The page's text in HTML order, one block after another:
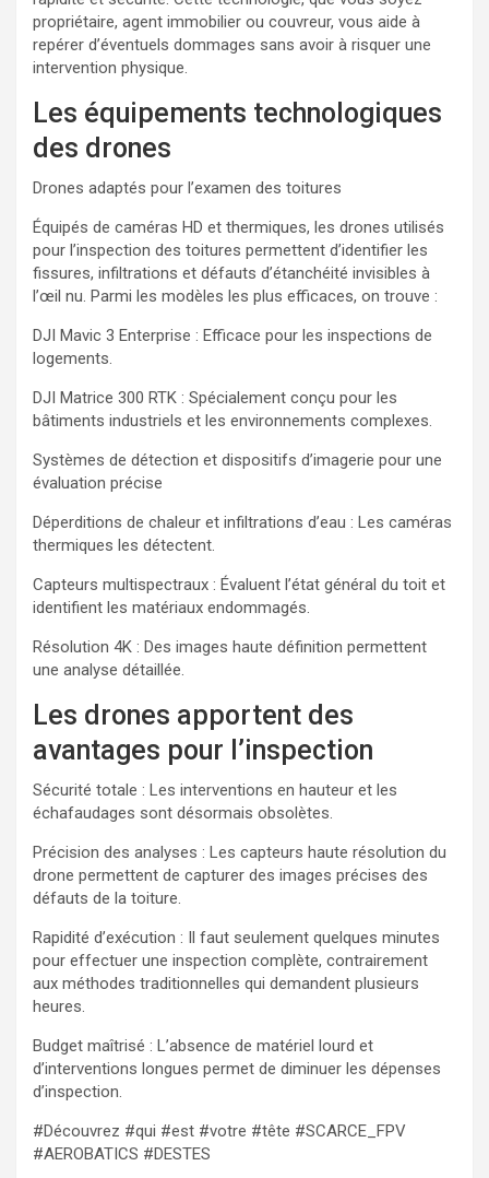
propriétaire, agent immobilier ou couvreur, vous aide à
repérer d’éventuels dommages sans avoir à risquer une
intervention physique.
Les équipements technologiques
des drones
Drones adaptés pour l’examen des toitures
Équipés de caméras HD et thermiques, les drones utilisés
pour l’inspection des toitures permettent d’identifier les
fissures, infiltrations et défauts d’étanchéité invisibles à
l’œil nu. Parmi les modèles les plus efficaces, on trouve :
DJI Mavic 3 Enterprise : Efficace pour les inspections de
logements.
DJI Matrice 300 RTK : Spécialement conçu pour les
bâtiments industriels et les environnements complexes.
Systèmes de détection et dispositifs d’imagerie pour une
évaluation précise
Déperditions de chaleur et infiltrations d’eau : Les caméras
thermiques les détectent.
Capteurs multispectraux : Évaluent l’état général du toit et
identifient les matériaux endommagés.
Résolution 4K : Des images haute définition permettent
une analyse détaillée.
Les drones apportent des
avantages pour l’inspection
Sécurité totale : Les interventions en hauteur et les
échafaudages sont désormais obsolètes.
Précision des analyses : Les capteurs haute résolution du
drone permettent de capturer des images précises des
défauts de la toiture.
Rapidité d’exécution : Il faut seulement quelques minutes
pour effectuer une inspection complète, contrairement
aux méthodes traditionnelles qui demandent plusieurs
heures.
Budget maîtrisé : L’absence de matériel lourd et
d’interventions longues permet de diminuer les dépenses
d’inspection.
#Découvrez #qui #est #votre #tête #SCARCE_FPV
#AEROBATICS #DESTES